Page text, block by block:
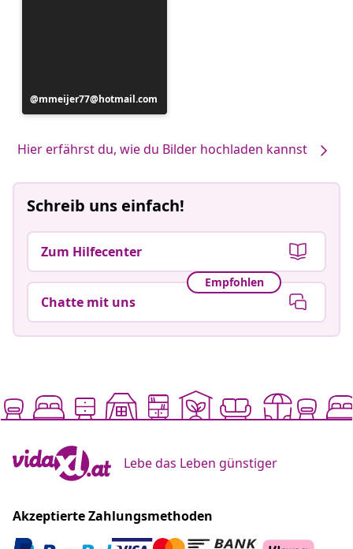
Beitrag
veröffentlicht
mmeijer77@hotmail.com
Hier erfährst du, wie du Bilder hochladen kannst
Schreib uns einfach!
Zum Hilfecenter
Empfohlen
Chatte mit uns
Lebe das Leben günstiger
Akzeptierte Zahlungsmethoden